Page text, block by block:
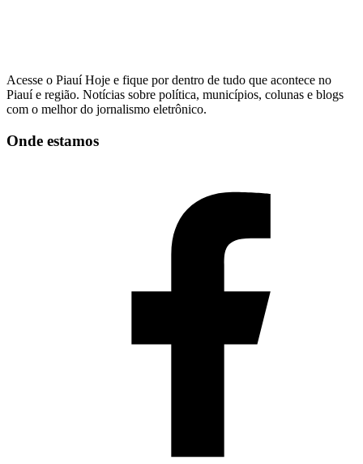
Acesse o Piauí Hoje e fique por dentro de tudo que acontece no
Piauí e região. Notícias sobre política, municípios, colunas e blogs
com o melhor do jornalismo eletrônico.
Onde estamos